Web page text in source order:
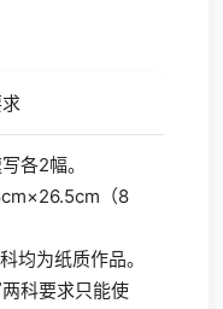
各2幅。
（8
均为纸质作品。
科要求只能使